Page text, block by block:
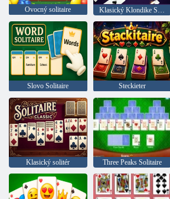
Ovocný solitaire Klasický Klondike Solitaire
Slovo Solitaire Steckieter
Klasický solitér Three Peaks Solitaire